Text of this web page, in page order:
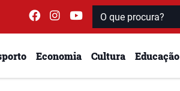
Economia Cultura Educação